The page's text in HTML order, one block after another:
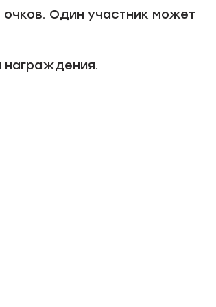
Один участник может
награждения.